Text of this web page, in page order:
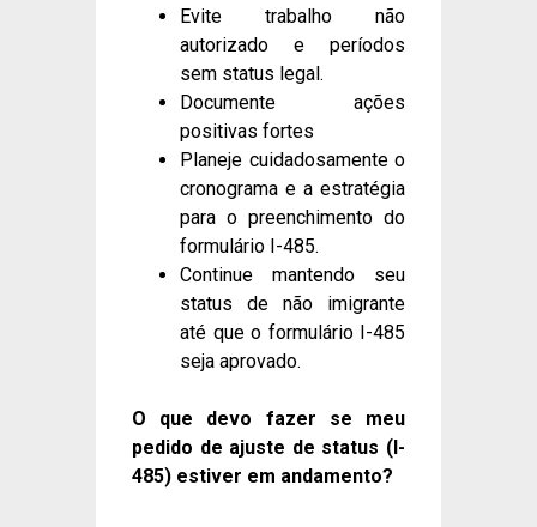
Evite trabalho não
autorizado e períodos
sem status legal.
Documente ações
positivas fortes
Planeje cuidadosamente o
cronograma e a estratégia
para o preenchimento do
formulário I-485.
Continue mantendo seu
status de não imigrante
até que o formulário I-485
seja aprovado.
O que devo fazer se meu
pedido de ajuste de status (I-
485) estiver em andamento?